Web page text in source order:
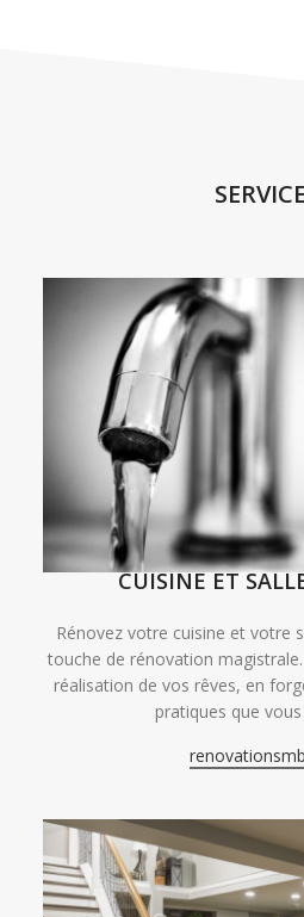
CUISINE ET
Rénovez votre cuisine et votre
touche de rénovation
réalisation de vos rêves, en
pratiques que